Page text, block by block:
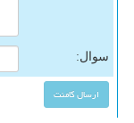
سوال: